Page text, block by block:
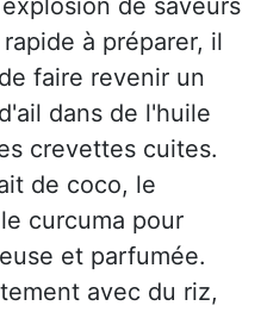
de saveurs
à préparer, il
faire revenir un
dans de l'huile
crevettes cuites.
de coco, le
curcuma pour
et parfumée.
avec du riz,